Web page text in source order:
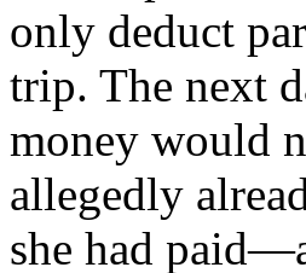
only deduct
trip. The next
money would
allegedly
she had